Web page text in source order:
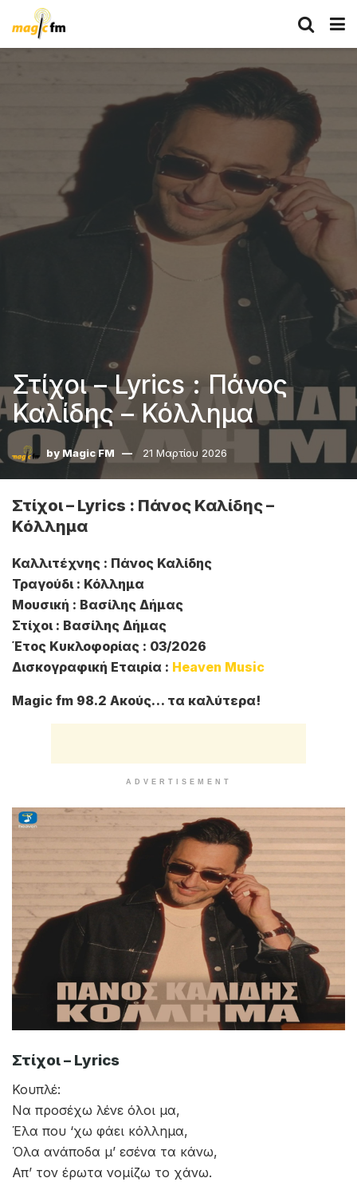
Στίχοι – Lyrics : Πάνος
Καλίδης – Κόλλημα
by Magic FM 21 Μαρτίου 2026
Στίχοι – Lyrics : Πάνος Καλίδης –
Κόλλημα
Καλλιτέχνης : Πάνος Καλίδης
Τραγούδι : Κόλλημα
Μουσική : Βασίλης Δήμας
Στίχοι : Βασίλης Δήμας
Έτος Κυκλοφορίας : 03/2026
Δισκογραφική Εταιρία : Heaven Music
Magic fm 98.2 Ακούς… τα καλύτερα!
ADVERTISEMENT
Στίχοι – Lyrics
Κουπλέ:
Να προσέχω λένε όλοι μα,
Έλα που ‘χω φάει κόλλημα,
Όλα ανάποδα μ’ εσένα τα κάνω,
Απ’ τον έρωτα νομίζω το χάνω.